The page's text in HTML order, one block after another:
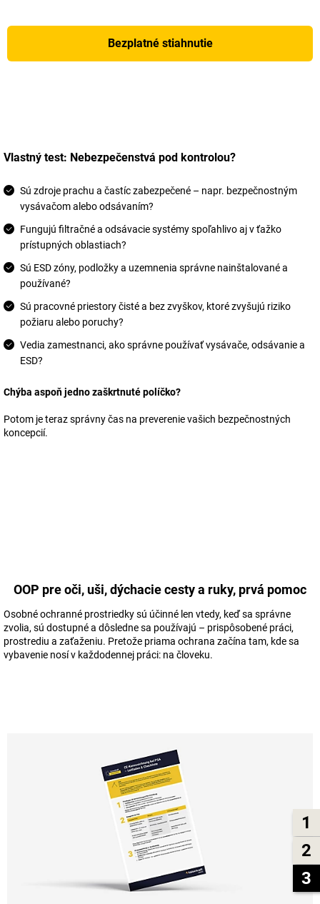
1
2
3
Bezplatné stiahnutie
Vlastný test: Nebezpečenstvá pod kontrolou?
Sú zdroje prachu a častíc zabezpečené – napr. bezpečnostným
vysávačom alebo odsávaním?
Fungujú filtračné a odsávacie systémy spoľahlivo aj v ťažko
prístupných oblastiach?
Sú ESD zóny, podložky a uzemnenia správne nainštalované a
používané?
Sú pracovné priestory čisté a bez zvyškov, ktoré zvyšujú riziko
požiaru alebo poruchy?
Vedia zamestnanci, ako správne používať vysávače, odsávanie a
ESD?
Chýba aspoň jedno zaškrtnuté políčko?
Potom je teraz správny čas na preverenie vašich bezpečnostných
koncepcií.
OOP pre oči, uši, dýchacie cesty a ruky, prvá pomoc
Osobné ochranné prostriedky sú účinné len vtedy, keď sa správne
zvolia, sú dostupné a dôsledne sa používajú – prispôsobené práci,
prostrediu a zaťaženiu. Pretože priama ochrana začína tam, kde sa
vybavenie nosí v každodennej práci: na človeku.